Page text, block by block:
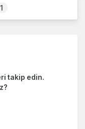
1
takip edin.